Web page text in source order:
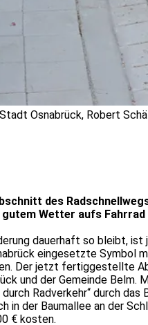
Osnabrück, Robert
des
Wetter aufs
dauerhaft so bleibt,
eingesetzte Symbol
Der jetzt fertiggestellte
und der Gemeinde
Radverkehr“ durch
in der Baumallee an der
€ kosten.